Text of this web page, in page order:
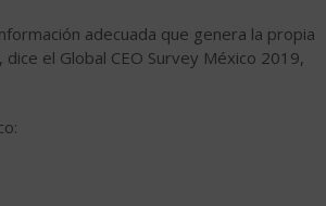
adecuada que genera la propia
el Global CEO Survey México 2019,